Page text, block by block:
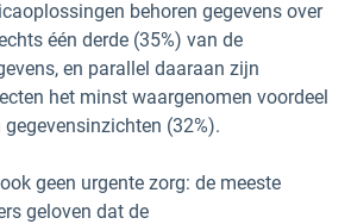
behoren gegevens over
één derde (35%) van de
en parallel daaraan zijn
het minst waargenomen voordeel
(32%).
geen urgente zorg: de meeste
geloven dat de